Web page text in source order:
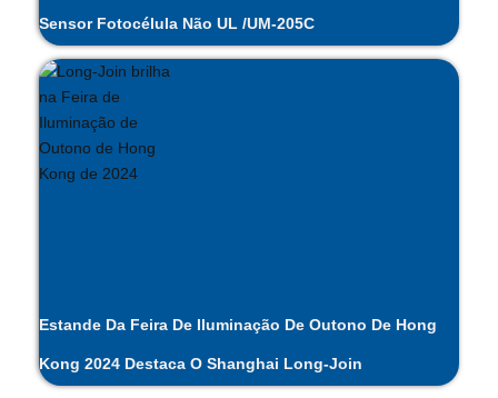
Sensor Fotocélula Não UL /UM-205C
Estande Da Feira De Iluminação De Outono De Hong
Kong 2024 Destaca O Shanghai Long-Join